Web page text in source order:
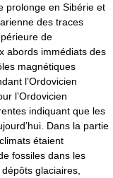
prolonge en Sibérie et
des traces
de
abords immédiats des
magnétiques
l’Ordovicien
l’Ordovicien
indiquant que les
Dans la partie
étaient
fossiles dans les
glaciaires,